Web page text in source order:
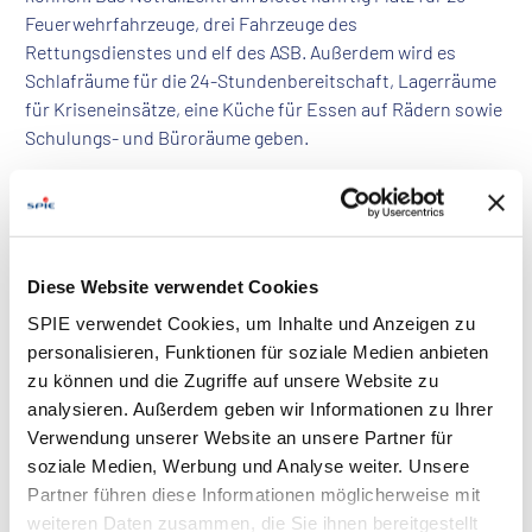
Diese Website verwendet Cookies
SPIE verwendet Cookies, um Inhalte und Anzeigen zu
personalisieren, Funktionen für soziale Medien anbieten
zu können und die Zugriffe auf unsere Website zu
analysieren. Außerdem geben wir Informationen zu Ihrer
Verwendung unserer Website an unsere Partner für
soziale Medien, Werbung und Analyse weiter. Unsere
Partner führen diese Informationen möglicherweise mit
weiteren Daten zusammen, die Sie ihnen bereitgestellt
Feuerwehrfahrzeuge, drei Fahrzeuge des
Rettungsdienstes und elf des ASB. Außerdem wird es
Schlafräume für die 24-Stundenbereitschaft, Lagerräume
für Kriseneinsätze, eine Küche für Essen auf Rädern sowie
Schulungs- und Büroräume geben.